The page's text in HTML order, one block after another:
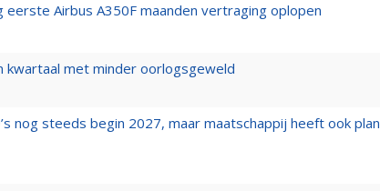
eerste Airbus A350F maanden vertraging oplopen
kwartaal met minder oorlogsgeweld
nog steeds begin 2027, maar maatschappij heeft ook plan